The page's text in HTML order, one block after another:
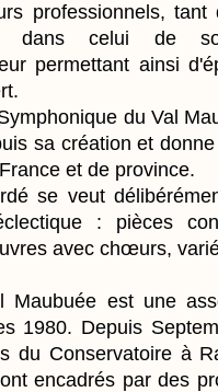
professionnels,
dans celui de
permettant ainsi
du Val
sa création et
et de province.
se veut
: pièces
avec chœurs,
est une
1980. Depuis
du Conservatoire à
encadrés par des